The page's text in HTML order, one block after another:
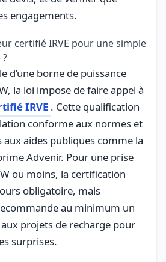
engagements.
certifié IRVE pour une simple
d’une borne de puissance
la loi impose de faire appel à
IRVE . Cette qualification
conforme aux normes et
aux aides publiques comme la
Advenir. Pour une prise
ou moins, la certification
obligatoire, mais
au minimum un
projets de recharge pour
surprises.